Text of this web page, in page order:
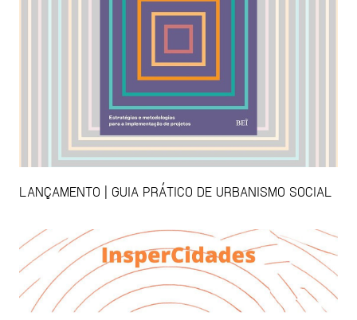
LANÇAMENTO | GUIA PRÁTICO DE URBANISMO SOCIAL